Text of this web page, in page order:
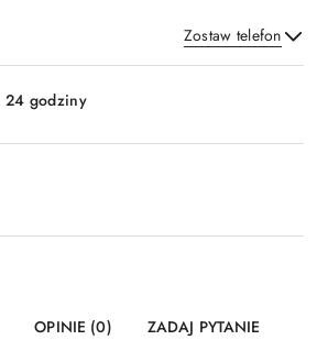
Zostaw telefon
24 godziny
OPINIE (0) ZADAJ PYTANIE